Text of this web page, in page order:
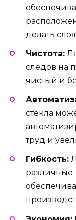
делать
Чистота:
следов на
чистый и
стекла
труд и
Гибкость:
различные